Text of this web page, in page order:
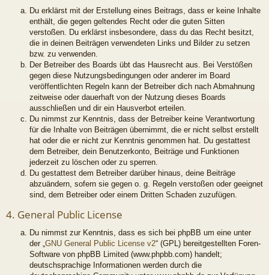
Du erklärst mit der Erstellung eines Beitrags, dass er keine Inhalte
enthält, die gegen geltendes Recht oder die guten Sitten
verstoßen. Du erklärst insbesondere, dass du das Recht besitzt,
die in deinen Beiträgen verwendeten Links und Bilder zu setzen
bzw. zu verwenden.
Der Betreiber des Boards übt das Hausrecht aus. Bei Verstößen
gegen diese Nutzungsbedingungen oder anderer im Board
veröffentlichten Regeln kann der Betreiber dich nach Abmahnung
zeitweise oder dauerhaft von der Nutzung dieses Boards
ausschließen und dir ein Hausverbot erteilen.
Du nimmst zur Kenntnis, dass der Betreiber keine Verantwortung
für die Inhalte von Beiträgen übernimmt, die er nicht selbst erstellt
hat oder die er nicht zur Kenntnis genommen hat. Du gestattest
dem Betreiber, dein Benutzerkonto, Beiträge und Funktionen
jederzeit zu löschen oder zu sperren.
Du gestattest dem Betreiber darüber hinaus, deine Beiträge
abzuändern, sofern sie gegen o. g. Regeln verstoßen oder geeignet
sind, dem Betreiber oder einem Dritten Schaden zuzufügen.
4. General Public License
Du nimmst zur Kenntnis, dass es sich bei phpBB um eine unter
der „GNU General Public License v2“ (GPL) bereitgestellten Foren-
Software von phpBB Limited (www.phpbb.com) handelt;
deutschsprachige Informationen werden durch die